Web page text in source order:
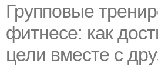
Групповые
фитнесе: как
цели вместе с